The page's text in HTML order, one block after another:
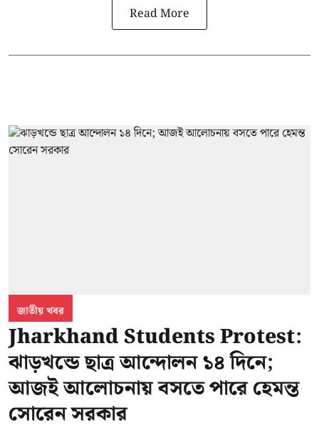
Read More
জাতীয় খবর
Jharkhand Students Protest:
ঝাড়খন্ডে ছাত্র আন্দোলন ১৪ দিনে;
আজই আলোচনায় বসতে পারে হেমন্ত
সোরেন সরকার